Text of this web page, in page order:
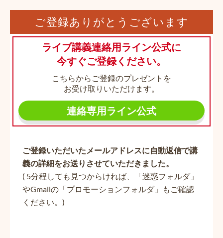
ご登録ありがとうございます
ライブ講義連絡用ライン公式に
今すぐご登録ください。
こちらからご登録のプレゼントを
お受け取りいただけます。
連絡専用ライン公式
ご登録いただいたメールアドレスに自動返信で講
義の詳細をお送りさせていただきました。
( 5分程しても見つからければ、「迷惑フォルダ」
やGmailの「プロモーションフォルダ」もご確認
ください。)